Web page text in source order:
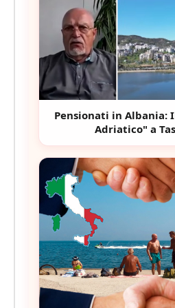
Pensionati in Albania:
Adriatico" a